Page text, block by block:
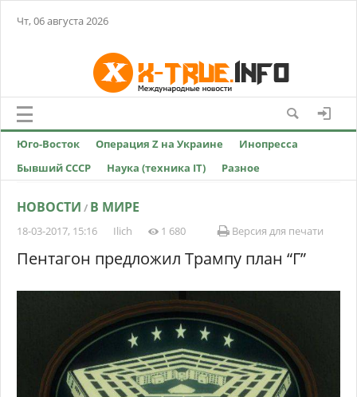
Чт, 06 августа 2026
Юго-Восток Операция Z на Украине
Инопресса
Бывший СССР
Наука (техника IT) Разное
НОВОСТИ / В МИРЕ
18-03-2017, 15:16 Ilich 1 680 Версия для печати
Пентагон предложил Трампу план “Г”